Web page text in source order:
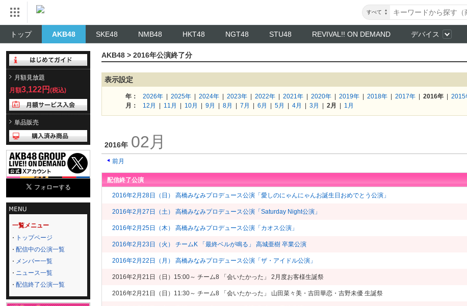
すべて
トップ AKB48 SKE48 NMB48 HKT48 NGT48 STU48 REVIVAL!! ON DEMAND デバイス
月額見放題
月額3,122円 (税込)
単品販売
一覧メニュー
トップページ
配信中の公演一覧
メンバー一覧
ニュース一覧
配信終了公演一覧
AKB48 > 2016年公演終了分
表示設定
年： 2026年| 2025年| 2024年| 2023年| 2022年| 2021年| 2020年| 2019年| 2018年| 2017年| 2016年| 2015
月：
12月 11月 10月 9月 8月 7月 6月 5月 4月 3月 2月 1月
2016年 02月
前月
配信終了公演
2016年2月28日（日） 高橋みなみプロデュース公演「愛しのにゃんにゃんお誕生日おめでとう公演」
2016年2月27日（土） 高橋みなみプロデュース公演「Saturday Night公演」
2016年2月25日（木） 高橋みなみプロデュース公演「カオス公演」
2016年2月23日（火） チームK 「最終ベルが鳴る」 高城亜樹 卒業公演
2016年2月22日（月） 高橋みなみプロデュース公演「ザ・アイドル公演」
2016年2月21日（日）15:00～ チーム8 「会いたかった」 2月度お客様生誕祭
2016年2月21日（日）11:30～ チーム8 「会いたかった」 山田菜々美・吉田華恋・吉野未優 生誕祭